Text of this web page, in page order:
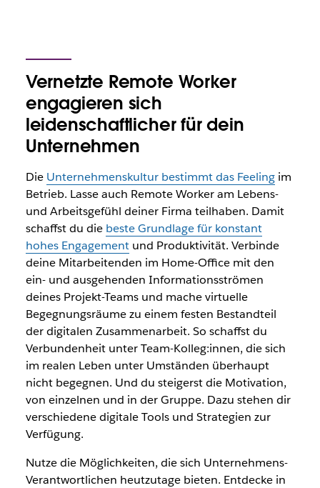
Vernetzte Remote Worker
engagieren sich
leidenschaftlicher für dein
Unternehmen
Die Unternehmenskultur bestimmt das Feelingim
Betrieb. Lasse auch Remote Worker am Lebens-
und Arbeitsgefühl deiner Firma teilhaben. Damit
schaffst du die beste Grundlage für konstant
hohes Engagementund Produktivität. Verbinde
deine Mitarbeitenden im Home-Office mit den
ein- und ausgehenden Informationsströmen
deines Projekt-Teams und mache virtuelle
Begegnungsräume zu einem festen Bestandteil
der digitalen Zusammenarbeit. So schaffst du
Verbundenheit unter Team-Kolleg:innen, die sich
im realen Leben unter Umständen überhaupt
nicht begegnen. Und du steigerst die Motivation,
von einzelnen und in der Gruppe. Dazu stehen dir
verschiedene digitale Tools und Strategien zur
Verfügung.
Nutze die Möglichkeiten, die sich Unternehmens-
Verantwortlichen heutzutage bieten. Entdecke in